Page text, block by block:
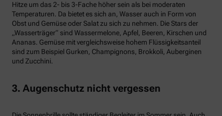
Hitze um das 2- bis 3-Fache höher sein als bei moderaten
Temperaturen. Da bietet es sich an, Wasser auch in Form von
Obst und Gemüse oder Salat zu sich zu nehmen. Die Stars der
„Wasserträger“ sind Wassermelone, Apfel, Beeren, Kirschen und
Ananas. Gemüse mit vergleichsweise hohem Flüssigkeitsanteil
sind zum Beispiel Gurken, Champignons, Brokkoli, Auberginen
und Zucchini.
3. Augenschutz nicht vergessen